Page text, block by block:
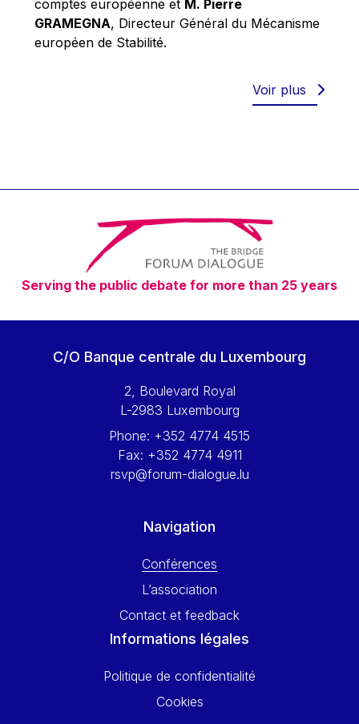
Robert Goebbels
Robert REYNDERS
Timothy Radcliffe
Vaclav Klaus
Vassilios Skouris
Vítor Manuel da Silva Caldeira
Viviane Reding
Walter Hagg
Wolfgang Ketterle
Yossi Beillin
Yves FRANCHET
comptes européenne et M. Pierre
GRAMEGNA, Directeur Général du Mécanisme
européen de Stabilité.
Voir plus
Serving the public debate for more than 25 years
C/O Banque centrale du Luxembourg
2, Boulevard Royal
L-2983 Luxembourg
Phone: +352 4774 4515
Fax: +352 4774 4911
rsvp@forum-dialogue.lu
Navigation
Conférences
L’association
Contact et feedback
Informations légales
Politique de confidentialité
Cookies